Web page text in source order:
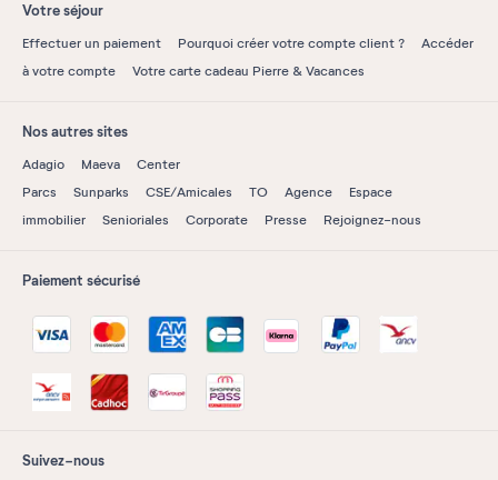
Votre séjour
Effectuer un paiement Pourquoi créer votre compte client ?
Accéder
à votre compte
Votre carte cadeau Pierre & Vacances
Nos autres sites
Adagio Maeva
Center
Parcs
Sunparks CSE/Amicales TO Agence
Espace
immobilier
Senioriales Corporate Presse Rejoignez-nous
Paiement sécurisé
Suivez-nous